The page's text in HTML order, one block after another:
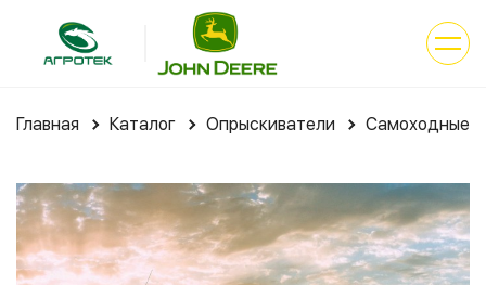
Главная Каталог Опрыскиватели Самоходные